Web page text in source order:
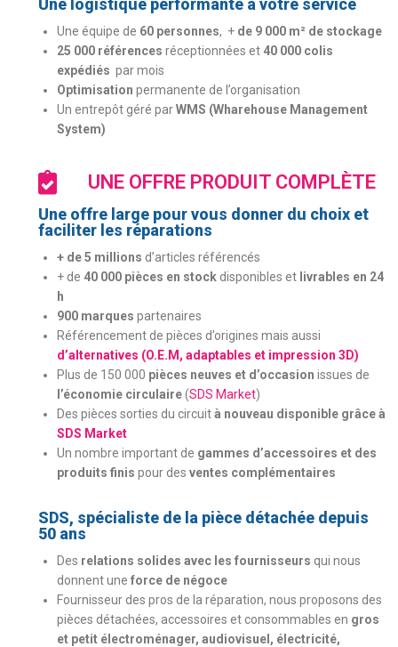
Une logistique performante à votre service
Une équipe de 60 personnes, + de 9 000 m² de stockage
25 000 références réceptionnées et 40 000 colis
expédiés par mois
Optimisation permanente de l’organisation
Un entrepôt géré parWMS (Wharehouse Management
System)
UNE OFFRE PRODUIT COMPLÈTE
Une offre large pour vous donner du choix et
faciliter les réparations
+ de 5 millions d’articles référencés
+ de 40 000 pièces en stock disponibles et livrables en 24
h
900 marques partenaires
Référencement de pièces d’origines mais aussi
d’alternatives (O.E.M, adaptables et impression 3D)
Plus de 150 000 pièces neuves et d’occasion issues de
l’économie circulaire(SDS Market)
Des pièces sorties du circuità nouveau disponible grâce à
SDS Market
Un nombre important de gammes d’accessoires et des
produits finis pour des ventes complémentaires
SDS, spécialiste de la pièce détachée depuis
50 ans
Des relations solides avec les fournisseurs qui nous
donnent une force de négoce
Fournisseur des pros de la réparation, nous proposons des
pièces détachées, accessoires et consommables en gros
et petit électroménager, audiovisuel, électricité,